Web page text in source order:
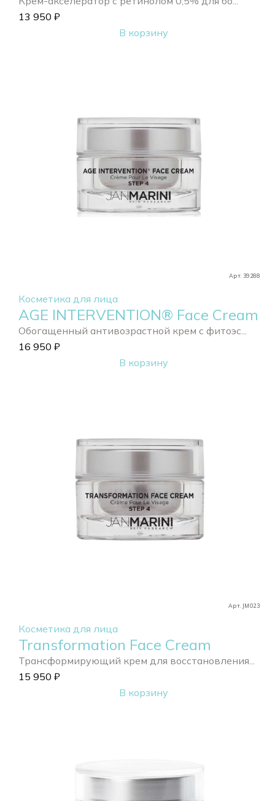
13 950 ₽
В корзину
Арт. 39288
Косметика для лица
AGE INTERVENTION® Face Cream
Обогащенный антивозрастной крем с фитоэс...
16 950 ₽
В корзину
Арт. JM023
Косметика для лица
Transformation Face Cream
Трансформирующий крем для восстановления...
15 950 ₽
В корзину